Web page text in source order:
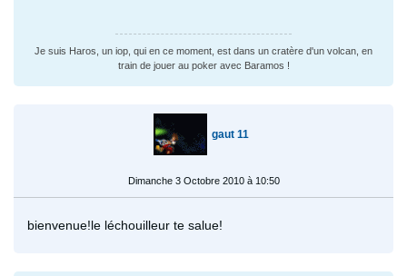
Je suis Haros, un iop, qui en ce moment, est dans un cratère d'un volcan, en
train de jouer au poker avec Baramos !
gaut 11
Dimanche 3 Octobre 2010 à 10:50
bienvenue!le léchouilleur te salue!